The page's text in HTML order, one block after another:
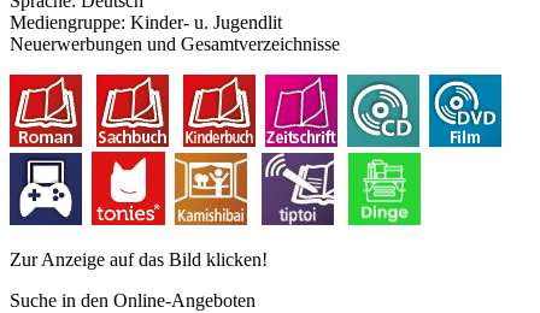
Mediengruppe: Kinder- u. Jugendlit
Neuerwerbungen und Gesamtverzeichnisse
Zur Anzeige auf das Bild klicken!
Suche in den Online-Angeboten